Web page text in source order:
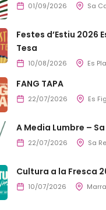
01/09/2026 Sa
Festes d’Estiu 2026
Tesa
10/08/2026 Es
FANG TAPA
22/07/2026 Es
A Media Lumbre –
22/07/2026 Sa
Cultura a la Fresca
10/07/2026